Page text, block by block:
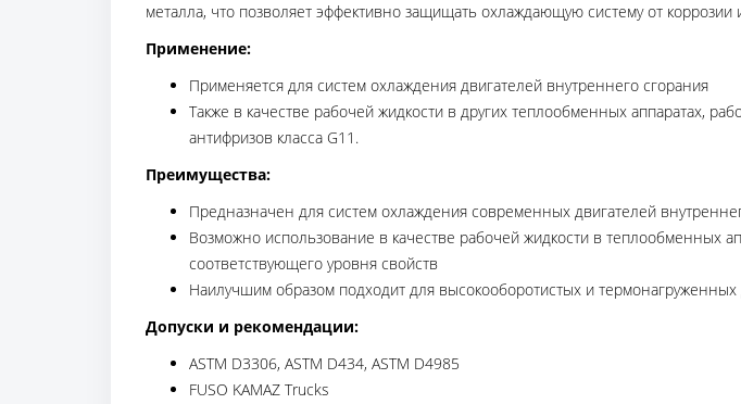
металла, что позволяет эффективно защищать охлаждающую систему от коррозии
Применение:
Применяется для систем охлаждения двигателей внутреннего сгорания
Также в качестве рабочей жидкости в других теплообменных аппаратах,
антифризов класса G11.
Преимущества:
Предназначен для систем охлаждения современных двигателей
Возможно использование в качестве рабочей жидкости в теплообменных
соответствующего уровня свойств
Наилучшим образом подходит для высокооборотистых и термонагруженных
Допуски и рекомендации:
ASTM D3306, ASTM D434, ASTM D4985
FUSO KAMAZ Trucks